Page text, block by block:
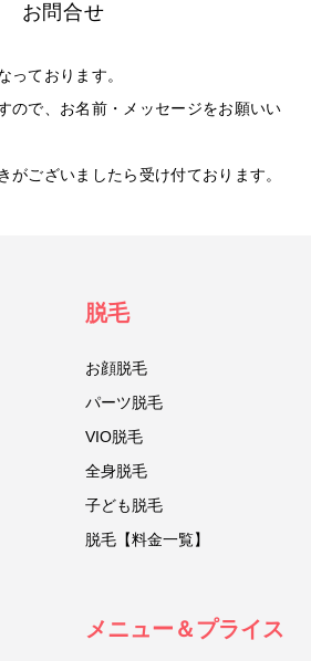
お問合せ
っております。
ので、お名前・メッセージをお願いい
がございましたら受け付ております。
脱毛
お顔脱毛
パーツ脱毛
VIO脱毛
全身脱毛
子ども脱毛
脱毛【料金一覧】
メニュー＆プライス